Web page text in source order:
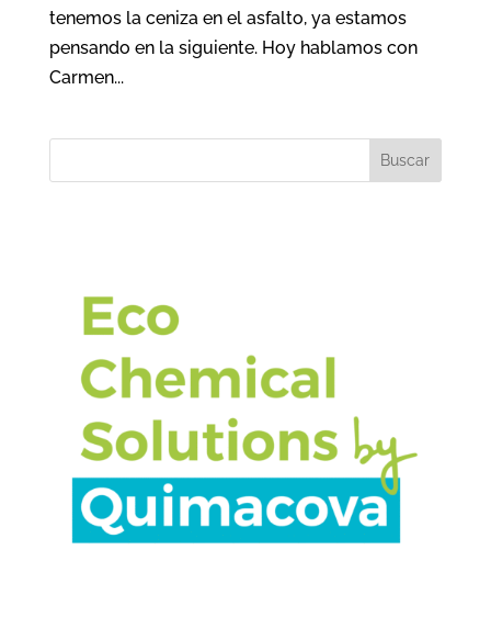
tenemos la ceniza en el asfalto, ya estamos
pensando en la siguiente. Hoy hablamos con
Carmen...
Buscar